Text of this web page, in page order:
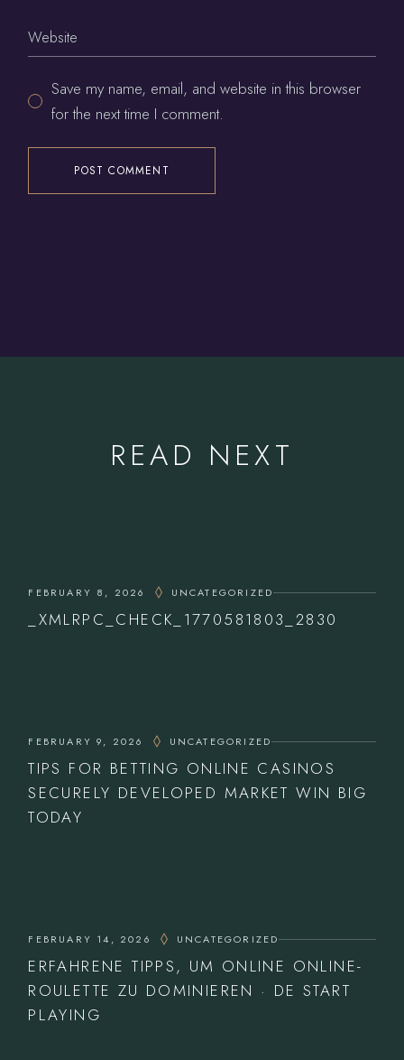
Save my name, email, and website in this browser
for the next time I comment.
POST COMMENT
READ NEXT
FEBRUARY 8, 2026 UNCATEGORIZED
_XMLRPC_CHECK_1770581803_2830
FEBRUARY 9, 2026 UNCATEGORIZED
TIPS FOR BETTING ONLINE CASINOS
SECURELY DEVELOPED MARKET WIN BIG
TODAY
FEBRUARY 14, 2026 UNCATEGORIZED
ERFAHRENE TIPPS, UM ONLINE ONLINE-
ROULETTE ZU DOMINIEREN · DE START
PLAYING